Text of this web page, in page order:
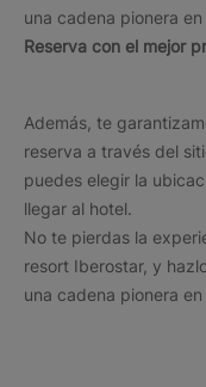
una cadena pionera
Reserva con el mejor
Además, te
reserva a través del
puedes elegir la
llegar al hotel.
No te pierdas la
resort Iberostar, y
una cadena pionera